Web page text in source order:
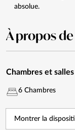
absolue.
À propos
Chambres et
6 Chambres
Montrer la